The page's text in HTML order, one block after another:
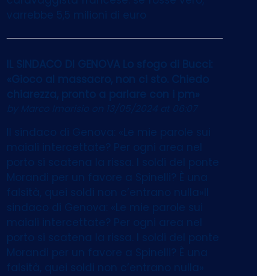
varrebbe 5,5 milioni di euro
IL SINDACO DI GENOVA Lo sfogo di Bucci:
«Gioco al massacro, non ci sto. Chiedo
chiarezza, pronto a parlare con i pm»
by Marco Imarisioon 13/05/2024 at 06:07
Il sindaco di Genova: «Le mie parole sui
maiali intercettate? Per ogni area nel
porto si scatena la rissa. I soldi del ponte
Morandi per un favore a Spinelli? È una
falsità, quei soldi non c’entrano nulla»Il
sindaco di Genova: «Le mie parole sui
maiali intercettate? Per ogni area nel
porto si scatena la rissa. I soldi del ponte
Morandi per un favore a Spinelli? È una
falsità, quei soldi non c’entrano nulla»